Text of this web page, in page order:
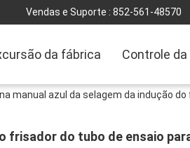
Vendas e Suporte : 852-561-48570
da fábrica Controle
manual azul da selagem da indução
frisador do tubo de ensaio